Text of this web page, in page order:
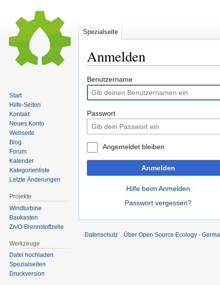
Anmelden
Zur
Navigation
springen
Zur
Suche
springen
Benutzername
Passwort
Angemeldet bleiben
Anmelden
Hilfe beim Anmelden
Passwort vergessen?
Spezialseite
Start
Hilfe-Seiten
Kontakt
Neues Konto
Webseite
Blog
Forum
Kalender
Kategorienliste
Letzte Änderungen
Projekte
Windturbine
Baukasten
Zn/O-Brennstoffzelle
Werkzeuge
Datei hochladen
Spezialseiten
Druckversion
Datenschutz Über Open Source Ecology -